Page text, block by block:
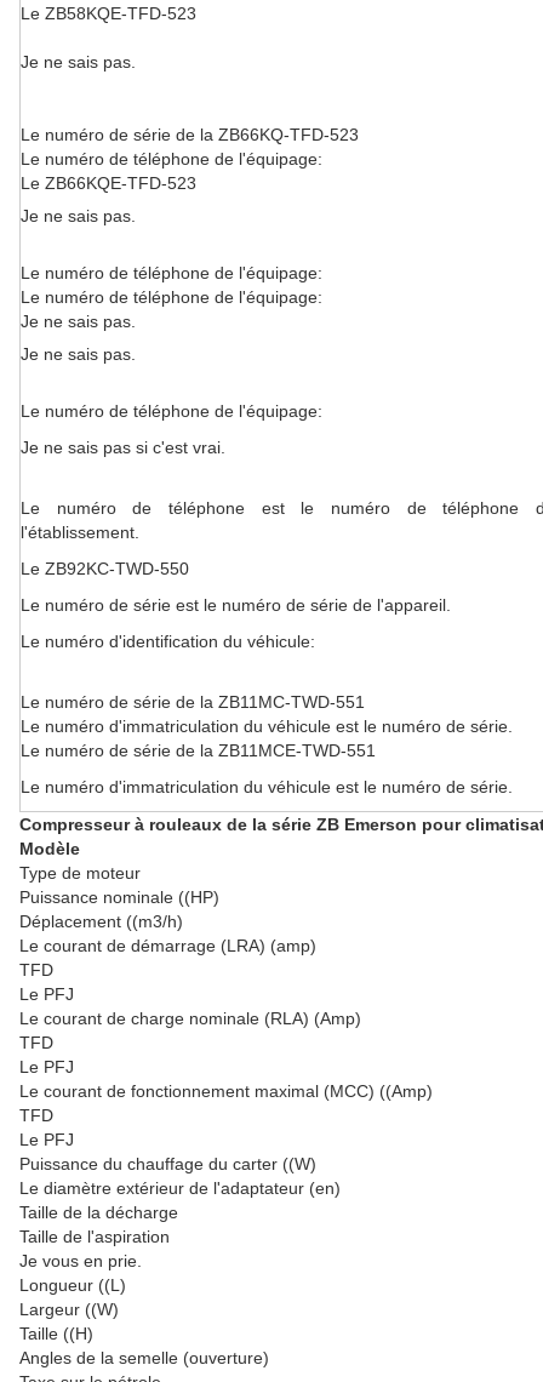
Le ZB58KQE-TFD-523
Je ne sais pas.
Le numéro de série de la ZB66KQ-TFD-523
Le numéro de téléphone de l'équipage:
Le ZB66KQE-TFD-523
Je ne sais pas.
Le numéro de téléphone de l'équipage:
Le numéro de téléphone de l'équipage:
Je ne sais pas.
Je ne sais pas.
Le numéro de téléphone de l'équipage:
Je ne sais pas si c'est vrai.
Le numéro de téléphone est le numéro de téléphone
l'établissement.
Le ZB92KC-TWD-550
Le numéro de série est le numéro de série de l'appareil.
Le numéro d'identification du véhicule:
Le numéro de série de la ZB11MC-TWD-551
Le numéro d'immatriculation du véhicule est le numéro de série.
Le numéro de série de la ZB11MCE-TWD-551
Le numéro d'immatriculation du véhicule est le numéro de série.
Compresseur à rouleaux de la série ZB Emerson pour
Modèle
Type de moteur
Puissance nominale ((HP)
Déplacement ((m3/h)
Le courant de démarrage (LRA) (amp)
TFD
Le PFJ
Le courant de charge nominale (RLA) (Amp)
TFD
Le PFJ
Le courant de fonctionnement maximal (MCC) ((Amp)
TFD
Le PFJ
Puissance du chauffage du carter ((W)
Le diamètre extérieur de l'adaptateur (en)
Taille de la décharge
Taille de l'aspiration
Je vous en prie.
Longueur ((L)
Largeur ((W)
Taille ((H)
Angles de la semelle (ouverture)